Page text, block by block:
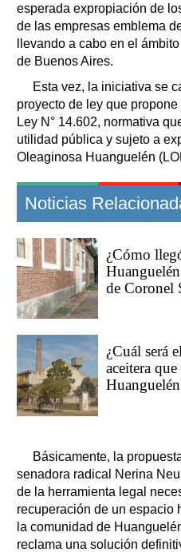
esperada expropiación de
de las empresas emblema
llevando a cabo en el
de Buenos Aires.
Esta vez, la iniciativa se
proyecto de ley que
Ley N° 14.602, normativa
utilidad pública y sujeto a
Oleaginosa Huanguelén
Noticias
¿Cómo
de Coronel
¿Cuál será
aceitera
Básicamente, la
senadora radical Nerina
de la herramienta legal
recuperación de un espacio
la comunidad de
reclama una solución